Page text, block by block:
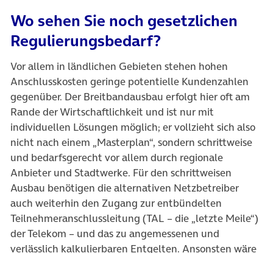
Wo sehen Sie noch gesetzlichen
Regulierungsbedarf?
Vor allem in ländlichen Gebieten stehen hohen
Anschlusskosten geringe potentielle Kundenzahlen
gegenüber. Der Breitbandausbau erfolgt hier oft am
Rande der Wirtschaftlichkeit und ist nur mit
individuellen Lösungen möglich; er vollzieht sich also
nicht nach einem „Masterplan“, sondern schrittweise
und bedarfsgerecht vor allem durch regionale
Anbieter und Stadtwerke. Für den schrittweisen
Ausbau benötigen die alternativen Netzbetreiber
auch weiterhin den Zugang zur entbündelten
Teilnehmeranschlussleitung (TAL – die „letzte Meile“)
der Telekom – und das zu angemessenen und
verlässlich kalkulierbaren Entgelten. Ansonsten wäre